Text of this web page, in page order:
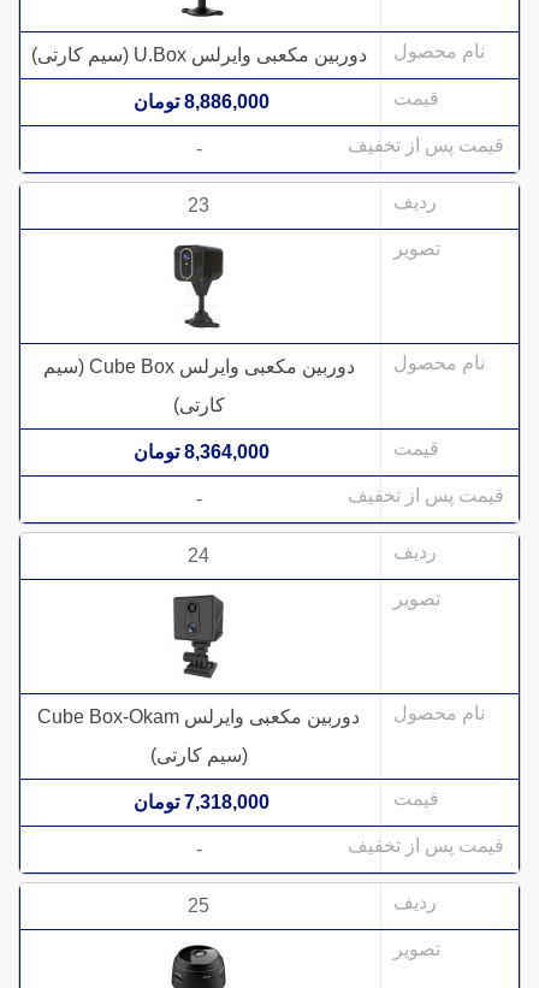
دوربین مکعبی وایرلس U.Box (سیم کارتی)
8,886,000 تومان
-
23
دوربین مکعبی وایرلس Cube Box (سیم
کارتی)
8,364,000 تومان
-
24
دوربین مکعبی وایرلس Cube Box-Okam
(سیم کارتی)
7,318,000 تومان
-
25